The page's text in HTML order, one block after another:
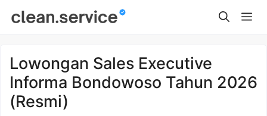
Lowongan Sales Executive
Informa Bondowoso Tahun 2026
(Resmi)